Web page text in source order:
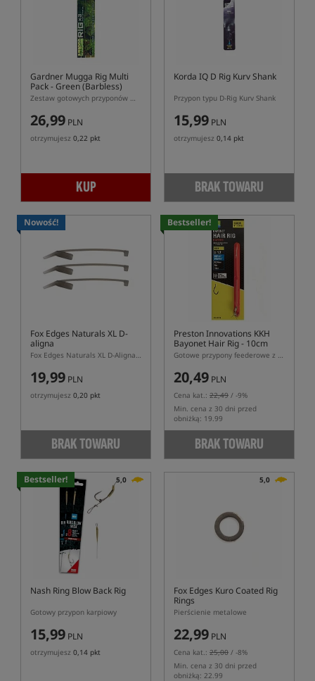
Gardner Mugga Rig Multi
Pack - Green (Barbless)
Zestaw gotowych przyponów Mugga Rig z hakiem bezzadziorowym
26,99 PLN
otrzymujesz 0,22 pkt
KUP
Korda IQ D Rig Kurv Shank
Przypon typu D-Rig Kurv Shank
15,99 PLN
otrzymujesz 0,14 pkt
BRAK TOWARU
Nowość!
Fox Edges Naturals XL D-
aligna
Fox Edges Naturals XL D-Aligna – zielony pozycjoner XL do Spinner Rig 10 szt.
19,99 PLN
otrzymujesz 0,20 pkt
BRAK TOWARU
Bestseller!
Preston Innovations KKH
Bayonet Hair Rig - 10cm
Gotowe przypony feederowe z włosem - bagnet
20,49 PLN
Cena kat.: 22,49 / -9%
Min. cena z 30 dni przed
obniżką: 19.99
BRAK TOWARU
Bestseller! 5,0
Nash Ring Blow Back Rig
Gotowy przypon karpiowy
15,99 PLN
otrzymujesz 0,14 pkt
5,0
Fox Edges Kuro Coated Rig
Rings
Pierścienie metalowe
22,99 PLN
Cena kat.: 25,00 / -8%
Min. cena z 30 dni przed
obniżką: 22.99